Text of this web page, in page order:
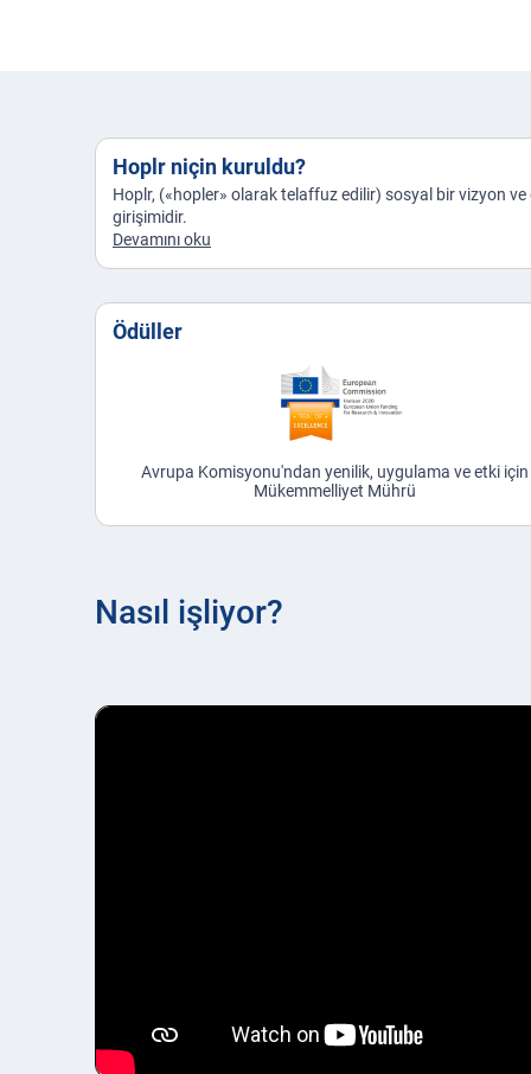
Hoplr niçin kuruldu?
Hoplr, («hopler» olarak telaffuz edilir) sosyal bir vizyon
girişimidir.
Devamını oku
Ödüller
Avrupa Komisyonu'ndan yenilik, uygulama ve etki için
Mükemmelliyet Mührü
Nasıl işliyor?